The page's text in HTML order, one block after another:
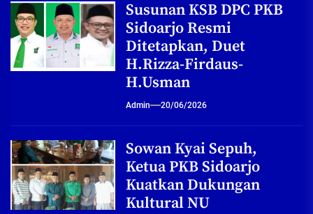
Susunan KSB DPC PKB
Sidoarjo Resmi
Ditetapkan, Duet
H.Rizza-Firdaus-
H.Usman
Admin 20/06/2026
Sowan Kyai Sepuh,
Ketua PKB Sidoarjo
Kuatkan Dukungan
Kultural NU